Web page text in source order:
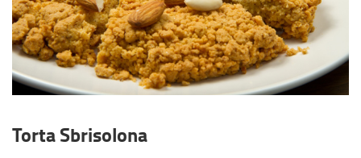
Torta Sbrisolona